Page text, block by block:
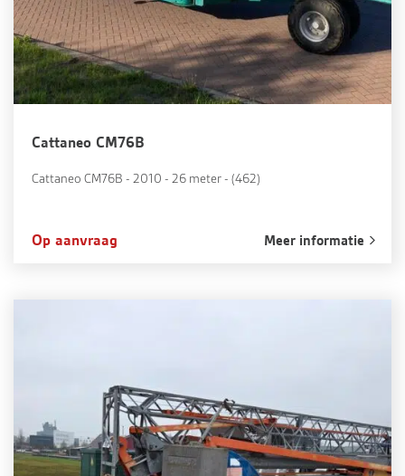
Cattaneo CM76B
Cattaneo CM76B - 2010 - 26 meter - (462)
Op aanvraag Meer informatie